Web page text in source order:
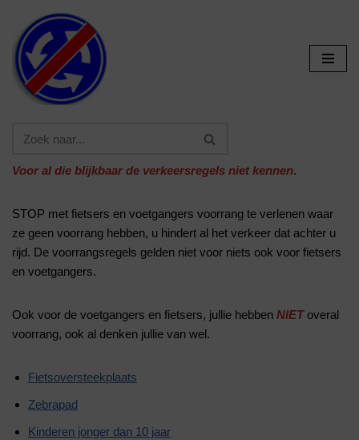
Ga
naar
de
inhoud
Voor al die blijkbaar de verkeersregels niet kennen.
STOP met fietsers en voetgangers voorrang te verlenen waar
ze geen voorrang hebben, u hindert al het verkeer dat achter u
rijd. De voorrangsregels gelden niet voor niets ook voor fietsers
en voetgangers.
Ook voor de voetgangers en fietsers, jullie hebben NIEToveral
voorrang, ook al denken jullie van wel.
Fietsoversteekplaats
Zebrapad
Kinderen jonger dan 10 jaar